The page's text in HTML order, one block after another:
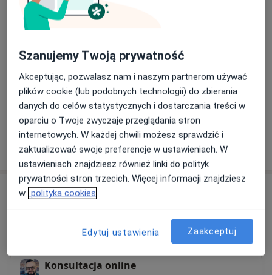
Od 350 zł Szczegóły
Od 200 zł Szczegóły
Leczenie marihuaną medyczną (leczenie bólu)
350 zł Szczegóły
W jaki sposób ustalane są ceny?
Adresy (6)
Adres 3 Adres 4
Konsultacja online
Szanujemy Twoją prywatność
Akceptując, pozwalasz nam i naszym partnerom używać
plików cookie (lub podobnych technologii) do zbierania
danych do celów statystycznych i dostarczania treści w
oparciu o Twoje zwyczaje przeglądania stron
internetowych. W każdej chwili możesz sprawdzić i
zaktualizować swoje preferencje w ustawieniach. W
ustawieniach znajdziesz również linki do polityk
prywatności stron trzecich. Więcej informacji znajdziesz
w polityka cookies
Edytuj ustawienia Zaakceptuj